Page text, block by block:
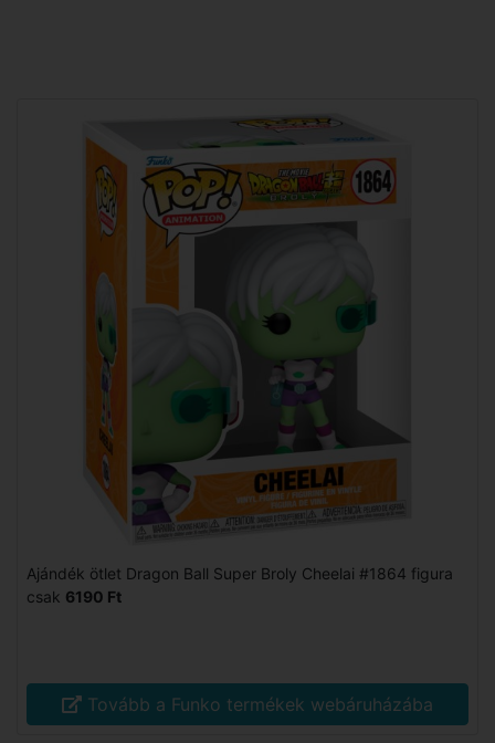
Ajándék ötlet Dragon Ball Super Broly Cheelai #1864 figura
csak 6190 Ft
Tovább a Funko termékek webáruházába